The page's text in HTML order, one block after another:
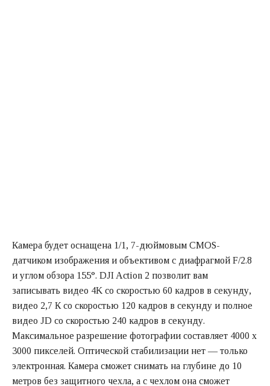
Камера будет оснащена 1/1, 7-дюймовым CMOS-
датчиком изображения и объективом с диафрагмой F/2.8
и углом обзора 155°. DJI Action 2 позволит вам
записывать видео 4K со скоростью 60 кадров в секунду,
видео 2,7 К со скоростью 120 кадров в секунду и полное
видео JD со скоростью 240 кадров в секунду.
Максимальное разрешение фотографии составляет 4000 x
3000 пикселей. Оптической стабилизации нет — только
электронная. Камера сможет снимать на глубине до 10
метров без защитного чехла, а с чехлом она сможет